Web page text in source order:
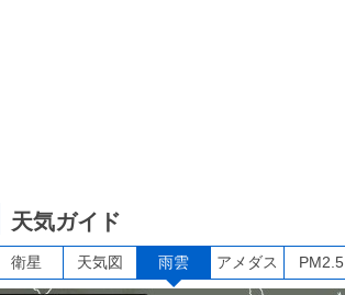
天気ガイド
衛星 天気図 雨雲 アメダス PM2.5